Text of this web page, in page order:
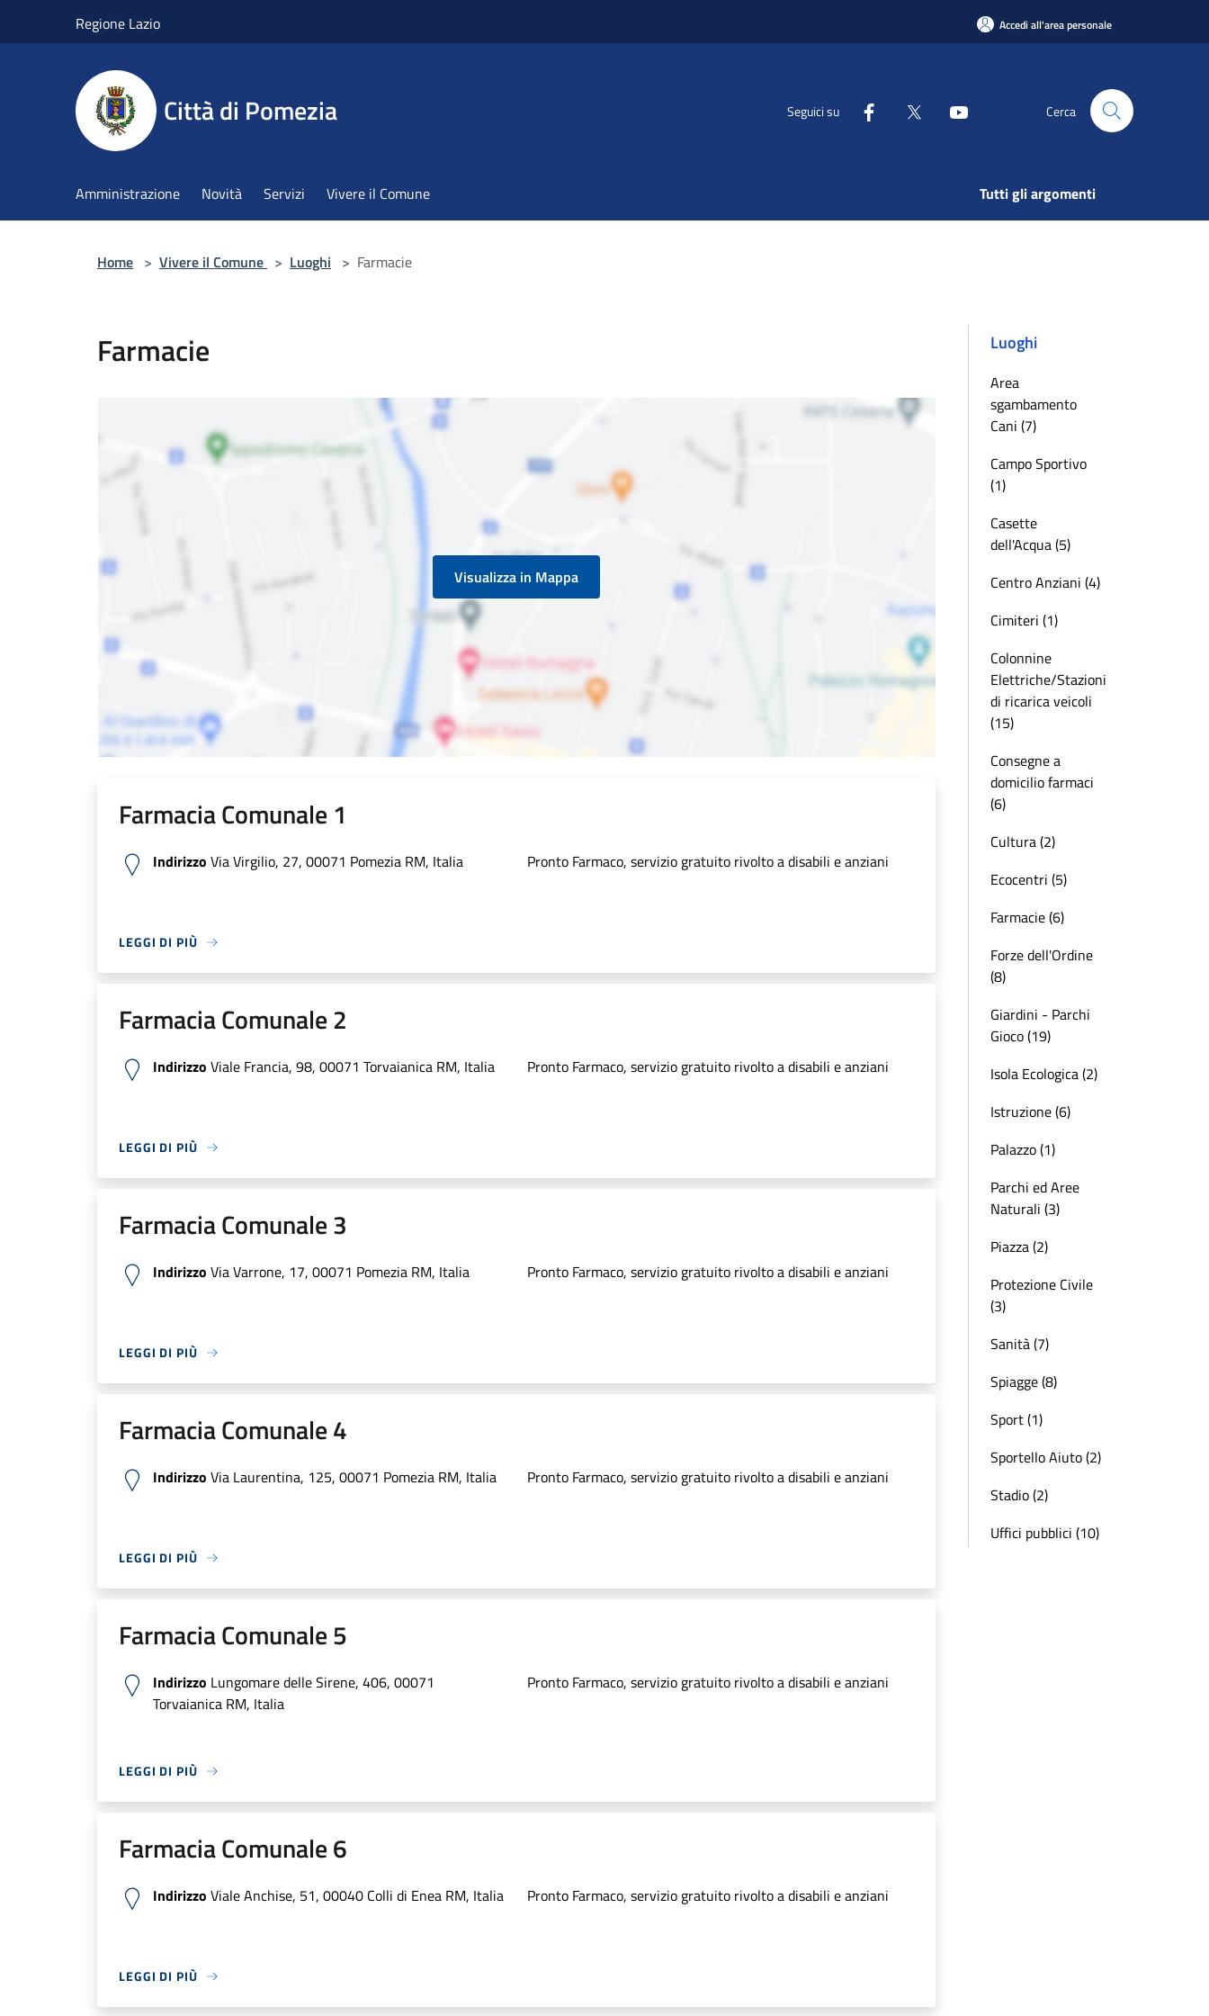
Regione Lazio Accedi all'area personale
Città di Pomezia Seguici su Cerca
Amministrazione Novità Servizi Vivere il Comune Tutti gli argomenti
Home > Vivere il Comune > Luoghi > Farmacie
Farmacie
Visualizza in Mappa
Farmacia Comunale 1
Indirizzo Via Virgilio, 27, 00071 Pomezia RM, Italia Pronto Farmaco, servizio gratuito rivolto a disabili e anziani
LEGGI DI PIÙ
Farmacia Comunale 2
Indirizzo Viale Francia, 98, 00071 Torvaianica RM, Italia Pronto Farmaco, servizio gratuito rivolto a disabili e anziani
LEGGI DI PIÙ
Farmacia Comunale 3
Indirizzo Via Varrone, 17, 00071 Pomezia RM, Italia Pronto Farmaco, servizio gratuito rivolto a disabili e anziani
LEGGI DI PIÙ
Farmacia Comunale 4
Indirizzo Via Laurentina, 125, 00071 Pomezia RM, Italia Pronto Farmaco, servizio gratuito rivolto a disabili e anziani
LEGGI DI PIÙ
Farmacia Comunale 5
Indirizzo Lungomare delle Sirene, 406, 00071
Torvaianica RM, Italia
Pronto Farmaco, servizio gratuito rivolto a disabili e anziani
LEGGI DI PIÙ
Farmacia Comunale 6
Indirizzo Viale Anchise, 51, 00040 Colli di Enea RM, Italia Pronto Farmaco, servizio gratuito rivolto a disabili e anziani
LEGGI DI PIÙ
Luoghi
Area
sgambamento
Cani (7)
Campo Sportivo
(1)
Casette
dell'Acqua (5)
Centro Anziani (4)
Cimiteri (1)
Colonnine
Elettriche/Stazioni
di ricarica veicoli
(15)
Consegne a
domicilio farmaci
(6)
Cultura (2)
Ecocentri (5)
Farmacie (6)
Forze dell'Ordine
(8)
Giardini - Parchi
Gioco (19)
Isola Ecologica (2)
Istruzione (6)
Palazzo (1)
Parchi ed Aree
Naturali (3)
Piazza (2)
Protezione Civile
(3)
Sanità (7)
Spiagge (8)
Sport (1)
Sportello Aiuto (2)
Stadio (2)
Uffici pubblici (10)